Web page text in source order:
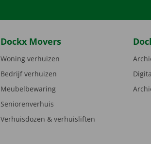
Dockx Movers
Woning verhuizen
Bedrijf verhuizen
Meubelbewaring
Seniorenverhuis
Verhuisdozen & verhuisliften